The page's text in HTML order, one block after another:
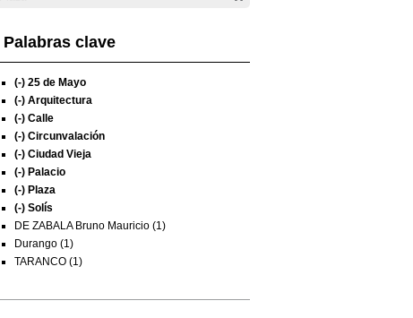
Palabras clave
(-) 25 de Mayo
(-) Arquitectura
(-) Calle
(-) Circunvalación
(-) Ciudad Vieja
(-) Palacio
(-) Plaza
(-) Solís
DE ZABALA Bruno Mauricio (1)
Durango (1)
TARANCO (1)